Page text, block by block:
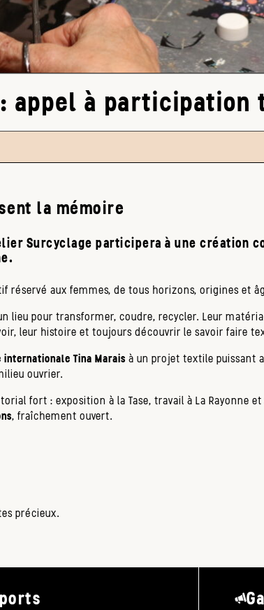
appel à participation
la mémoire
Surcyclage participera à une création
réservé aux femmes, de tous horizons, origines et
lieu pour transformer, coudre, recycler. Leur
leur histoire et toujours découvrir le savoir faire
Tina Marais à un projet textile puissant
ouvrier.
fort : exposition à la Tase, travail à La Rayonne
, fraîchement ouvert.
précieux.